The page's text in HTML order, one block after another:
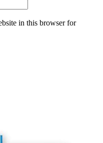
in this browser for